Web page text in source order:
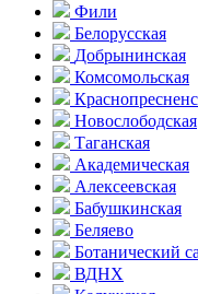
Фили
Белорусская
Добрынинская
Комсо­мольская
Новослободская
Таганская
Академическая
Алексеевская
Бабушкинская
Беляево
Ботанический
ВДНХ